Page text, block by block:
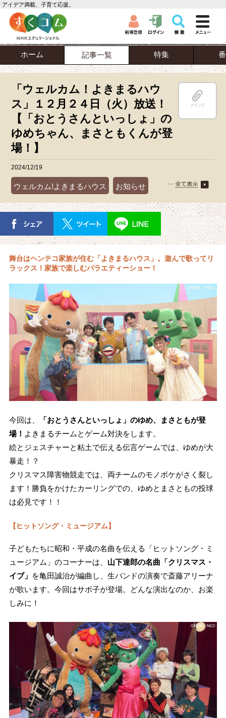
アイデア満載、子育て応援。
ホーム 記事一覧 特集
「ウェルカム！よきまるハウ
ス」１２月２４日（火）放送！
【「おとうさんといっしょ」の
ゆめちゃん、まさともくんが登
場！】
クリップ
2024/12/19
ウェルカム!よきまるハウス お知らせ
番組情報
舞台はヘンテコ家族が住む「よきまるハウス」。遊んで歌ってリ
ラックス！家族で楽しむバラエティーショー！
今回は、
「おとうさんといっしょ」のゆめ、まさともが登
場！ よきまるチームとゲーム対決をします。
絵とジェスチャーと粘土で伝える伝言ゲームでは、ゆめが大
暴走！？
クリスマス障害物競走では、両チームのモノボケがさく裂し
ます！勝負をかけたカーリングでの、ゆめとまさともの投球
は必見です！！
【ヒットソング・ミュージアム】
子どもたちに昭和・平成の名曲を伝える「ヒットソング・ミ
ュージアム」のコーナーは、 山下達郎の名曲「クリスマス・
イブ」 を亀田誠治が編曲し、生バンドの演奏で斎藤アリーナ
が歌います。今回はサボ子が登場。どんな演出なのか、お楽
しみに！